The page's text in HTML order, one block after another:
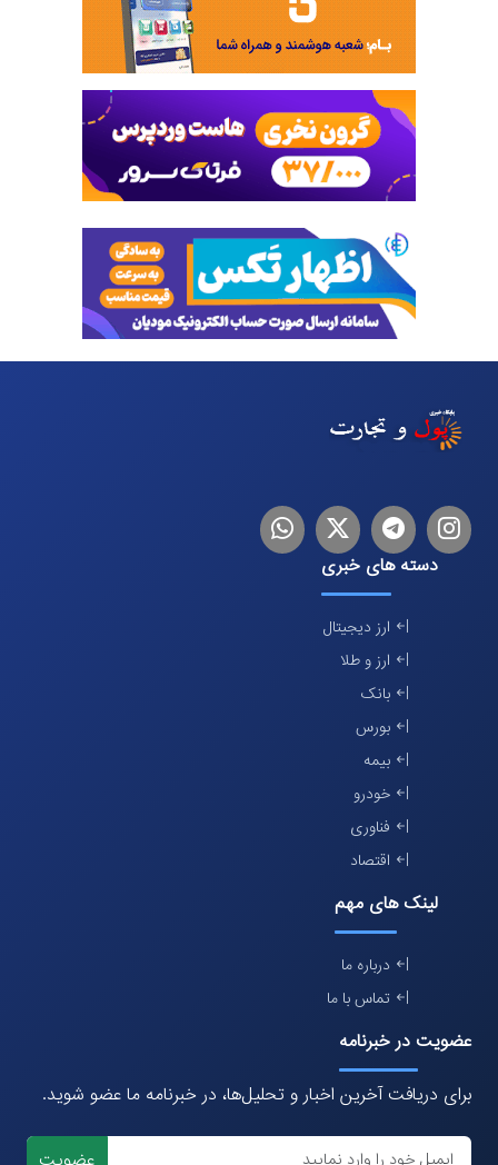
اینستاگرام
تلگرام توییترلینکدین
دسته های خبری
ارز دیجیتال
ارز و طلا
بانک
بورس
بیمه
خودرو
فناوری
اقتصاد
لینک های مهم
درباره ما
تماس با ما
عضویت در خبرنامه
برای دریافت آخرین اخبار و تحلیل‌ها، در خبرنامه ما عضو شوید.